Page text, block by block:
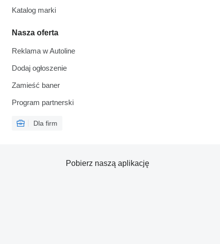
Katalog marki
Nasza oferta
Reklama w Autoline
Dodaj ogłoszenie
Zamieść baner
Program partnerski
Dla firm
Pobierz naszą aplikację